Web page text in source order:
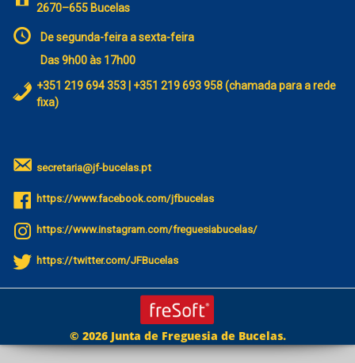
2670–655 Bucelas
De segunda-feira a sexta-feira
Das 9h00 às 17h00
+351 219 694 353 | +351 219 693 958 (chamada para a rede
fixa)
secretaria@jf-bucelas.pt
https://www.facebook.com/jfbucelas
https://www.instagram.com/freguesiabucelas/
https://twitter.com/JFBucelas
© 2026 Junta de Freguesia de Bucelas.